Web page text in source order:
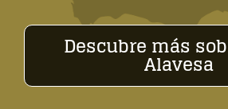
Descubre más
Alavesa